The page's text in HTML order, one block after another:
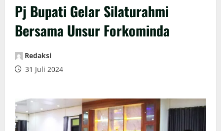
Pj Bupati Gelar Silaturahmi
Bersama Unsur Forkominda
Redaksi
31 Juli 2024